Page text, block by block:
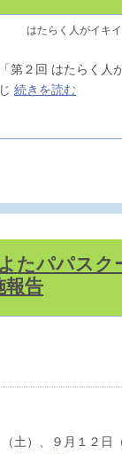
はたらく人がイキ
第２回 はたらく人
続きを読む
たパパス
報告
（土）、９月１２